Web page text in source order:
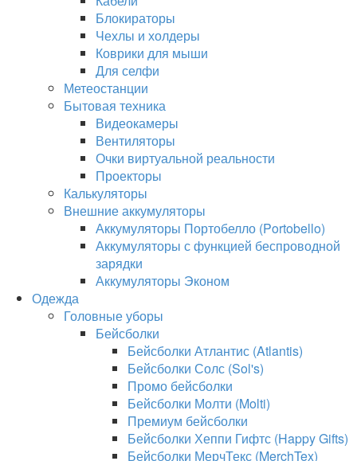
Блокираторы
Чехлы и холдеры
Коврики для мыши
Для селфи
Метеостанции
Бытовая техника
Видеокамеры
Вентиляторы
Очки виртуальной реальности
Проекторы
Калькуляторы
Внешние аккумуляторы
Аккумуляторы Портобелло (Portobello)
Аккумуляторы с функцией беспроводной
зарядки
Аккумуляторы Эконом
Одежда
Головные уборы
Бейсболки
Бейсболки Атлантис (Atlantis)
Бейсболки Солс (Sol's)
Промо бейсболки
Бейсболки Молти (Molti)
Премиум бейсболки
Бейсболки Хеппи Гифтс (Happy Gifts)
Бейсболки МерчТекс (MerchTex)